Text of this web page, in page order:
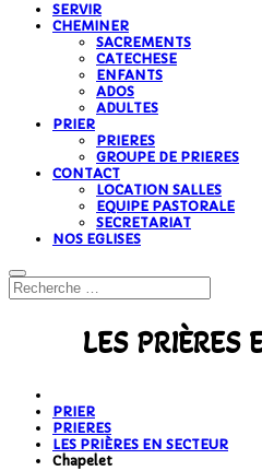
SERVIR
CHEMINER
SACREMENTS
CATECHESE
ENFANTS
ADOS
ADULTES
PRIER
PRIERES
GROUPE DE PRIERES
CONTACT
LOCATION SALLES
EQUIPE PASTORALE
SECRETARIAT
NOS EGLISES
LES PRIÈRES
PRIER
PRIERES
LES PRIÈRES EN SECTEUR
Chapelet